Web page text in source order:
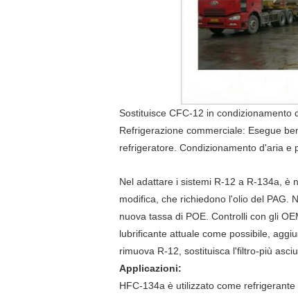
Sostituisce CFC-12 in condizionamento
Refrigerazione commerciale: Esegue
refrigeratore. Condizionamento d'aria e
Nel adattare i sistemi R-12 a R-134a, è
modifica, che richiedono l'olio del PAG.
nuova tassa di POE. Controlli con gli
lubrificante attuale come possibile,
rimuova R-12, sostituisca l'filtro-più
Applicazioni:
HFC-134a è utilizzato come